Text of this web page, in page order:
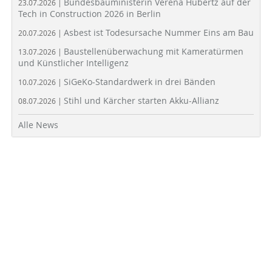
23.07.2026 |
Bundesbauministerin Verena Hubertz auf der
Tech in Construction 2026 in Berlin
20.07.2026 | Asbest ist Todesursache Nummer Eins am Bau
13.07.2026 | Baustellenüberwachung mit Kameratürmen
und Künstlicher Intelligenz
10.07.2026 | SiGeKo-Standardwerk in drei Bänden
08.07.2026 | Stihl und Kärcher starten Akku-Allianz
Alle News